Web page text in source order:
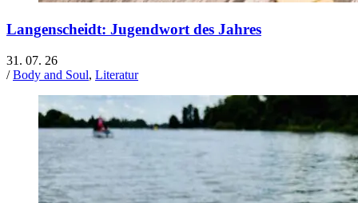
Langenscheidt: Jugendwort des Jahres
31. 07. 26
/Body and Soul, Literatur